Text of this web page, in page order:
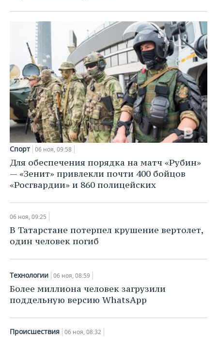
Спорт 06 ноя, 09:58
Для обеспечения порядка на матч «Рубин»
— «Зенит» привлекли почти 400 бойцов
«Росгвардии» и 860 полицейских
06 ноя, 09:25
В Татарстане потерпел крушение вертолет,
один человек погиб
Технологии 06 ноя, 08:59
Более миллиона человек загрузили
поддельную версию WhatsApp
Происшествия 06 ноя, 08:32